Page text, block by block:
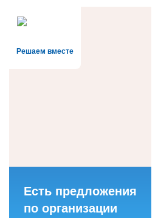
Решаем вместе
Есть предложения
по организации